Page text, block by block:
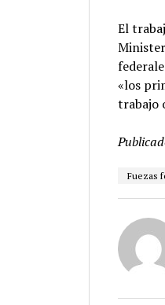
El
«los
trabajo
Fuezas